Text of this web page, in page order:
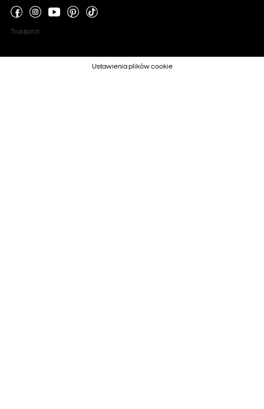
Trustpilot
Ustawienia plików cookie